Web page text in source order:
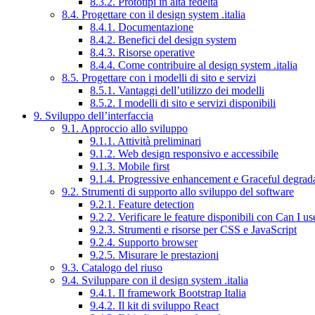
8.4. Progettare con il design system .italia
8.4.1. Documentazione
8.4.2. Benefici del design system
8.4.3. Risorse operative
8.4.4. Come contribuire al design system .italia
8.5. Progettare con i modelli di sito e servizi
8.5.1. Vantaggi dell’utilizzo dei modelli
8.5.2. I modelli di sito e servizi disponibili
9. Sviluppo dell’interfaccia
9.1. Approccio allo sviluppo
9.1.1. Attività preliminari
9.1.2. Web design responsivo e accessibile
9.1.3. Mobile first
9.1.4. Progressive enhancement e Graceful
9.2. Strumenti di supporto allo sviluppo del software
9.2.1. Feature detection
9.2.2. Verificare le feature disponibili con Can I
9.2.3. Strumenti e risorse per CSS e JavaScript
9.2.4. Supporto browser
9.2.5. Misurare le prestazioni
9.3. Catalogo del riuso
9.4. Sviluppare con il design system .italia
9.4.1. Il framework Bootstrap Italia
9.4.2. Il kit di sviluppo React